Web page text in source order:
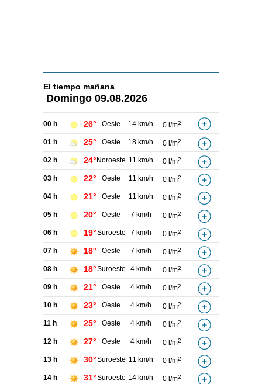
El tiempo mañana
Domingo 09.08.2026
00 h 26° Oeste 14 km/h 0 l/m2
01 h 25° Oeste 18 km/h 0 l/m2
02 h 24° Noroeste 11 km/h 0 l/m2
03 h 22° Oeste 11 km/h 0 l/m2
04 h 21° Oeste 11 km/h 0 l/m2
05 h 20° Oeste 7 km/h 0 l/m2
06 h 19°Suroeste 7 km/h 0 l/m2
07 h 18° Oeste 7 km/h 0 l/m2
08 h 18°Suroeste 4 km/h 0 l/m2
09 h 21° Oeste 4 km/h 0 l/m2
10 h 23° Oeste 4 km/h 0 l/m2
11 h 25° Oeste 4 km/h 0 l/m2
12 h 27° Oeste 4 km/h 0 l/m2
13 h 30°Suroeste 11 km/h 0 l/m2
14 h 31°Suroeste 14 km/h 0 l/m2